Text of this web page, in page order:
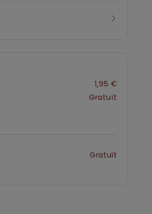
1,95 €
Gratuït
Gratuït